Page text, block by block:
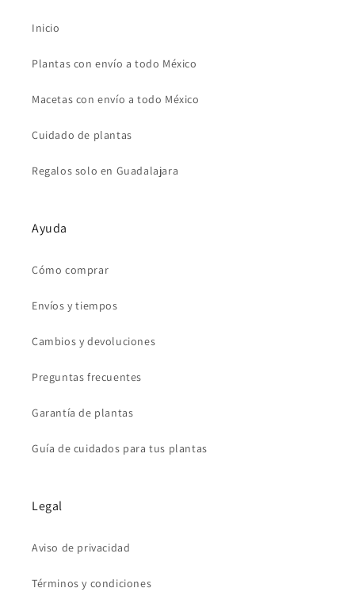
Inicio
Plantas con envío a todo México
Macetas con envío a todo México
Cuidado de plantas
Regalos solo en Guadalajara
Ayuda
Cómo comprar
Envíos y tiempos
Cambios y devoluciones
Preguntas frecuentes
Garantía de plantas
Guía de cuidados para tus plantas
Legal
Aviso de privacidad
Términos y condiciones